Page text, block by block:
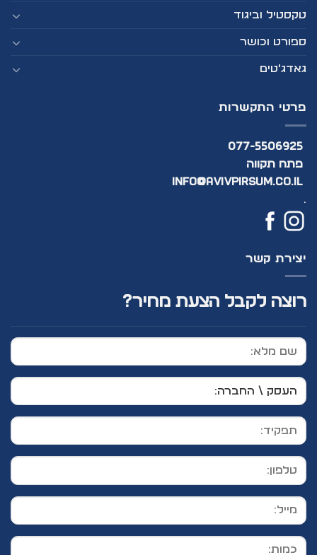
טקסטיל וביגוד
ספורט וכושר
גאדג'טים
פרטי התקשרות
077-5506925
פתח תקווה
info@avivpirsum.co.il
.
יצירת קשר
רוצה לקבל הצעת מחיר?